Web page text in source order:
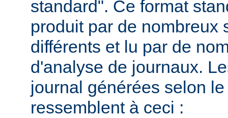
standard". Ce format
produit par de nombreux
différents et lu par de
d'analyse de journaux.
journal générées selon
ressemblent à ceci :